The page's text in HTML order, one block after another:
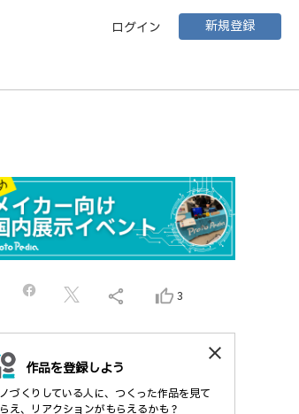
ログイン 新規登録
share thumb_up_alt 3
作品を登録しよう
づくりしている人に、つくった作品を見て
え、リアクションがもらえるかも？
close